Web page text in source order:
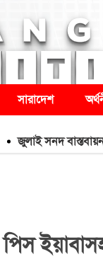
সারাদেশ
সনদ বাস্তবায়ন না